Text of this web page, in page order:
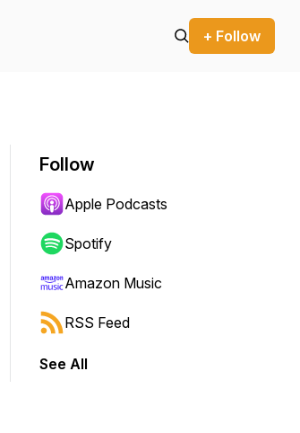
+ Follow
jump forward or backward.
Follow
Apple Podcasts
Spotify
Amazon Music
RSS Feed
See All